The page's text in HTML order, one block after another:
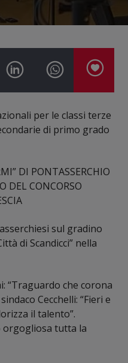
per le classi terze
di primo grado
DI PONTASSERCHIO
DEL CONCORSO
sul gradino
di Scandicci” nella
“Traguardo che corona
Cecchelli: “Fieri e
il talento”.
orgogliosa tutta la